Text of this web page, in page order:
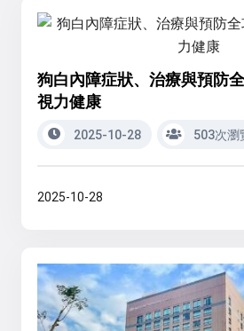
狗白內障症狀、治療與預防
視力健康
2025-10-28 503次瀏
2025-10-28